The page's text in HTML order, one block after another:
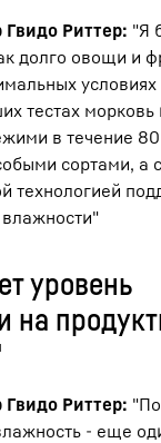
Риттер: "Я
долго овощи и
тестах морковь
в течение
сортами, а с
технологией
уровень
на
Риттер:
- еще